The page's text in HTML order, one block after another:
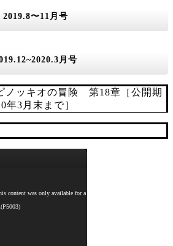
2019.8〜11月号
月号
ッキオの冒険 第18章［公開期
年3月末まで］